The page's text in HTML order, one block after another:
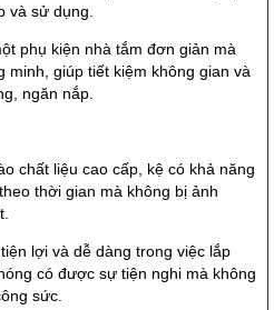
và sử dụng.
phụ kiện nhà tắm đơn giản mà
minh, giúp tiết kiệm không gian và
ngăn nắp.
chất liệu cao cấp, kệ có khả năng
thời gian mà không bị ảnh
lợi và dễ dàng trong việc lắp
có được sự tiện nghi mà không
sức.